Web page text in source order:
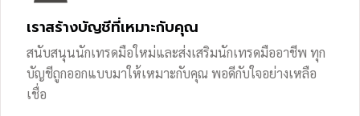
เราสร้างบัญชีที่เหมาะกับคุณ
สนับสนุนนักเทรดมือใหม่และส่งเสริมนักเทรดมืออาชีพ ทุก
บัญชีถูกออกแบบมาให้เหมาะกับคุณ พอดีกับใจอย่างเหลือ
เชื่อ